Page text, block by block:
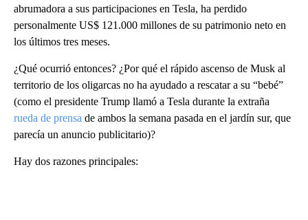
abrumadora a sus participaciones en Tesla, ha perdido
personalmente US$ 121.000 millones de su patrimonio neto en
los últimos tres meses.
¿Qué ocurrió entonces? ¿Por qué el rápido ascenso de Musk al
territorio de los oligarcas no ha ayudado a rescatar a su “bebé”
(como el presidente Trump llamó a Tesla durante la extraña
rueda de prensa de ambos la semana pasada en el jardín sur, que
parecía un anuncio publicitario)?
Hay dos razones principales: